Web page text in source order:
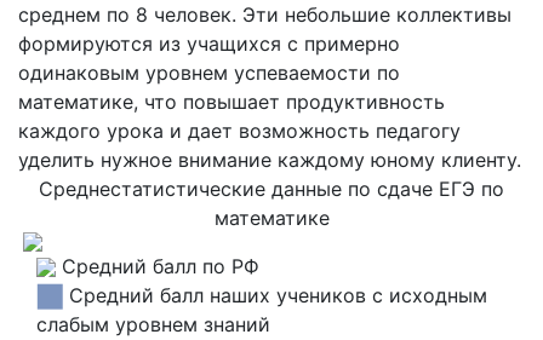
среднем по 8 человек. Эти небольшие коллективы
формируются из учащихся с примерно
одинаковым уровнем успеваемости по
математике, что повышает продуктивность
каждого урока и дает возможность педагогу
уделить нужное внимание каждому юному клиенту.
Среднестатистические данные по сдаче ЕГЭ по
математике
Средний балл по РФ
Средний балл наших учеников с исходным
слабым уровнем знаний